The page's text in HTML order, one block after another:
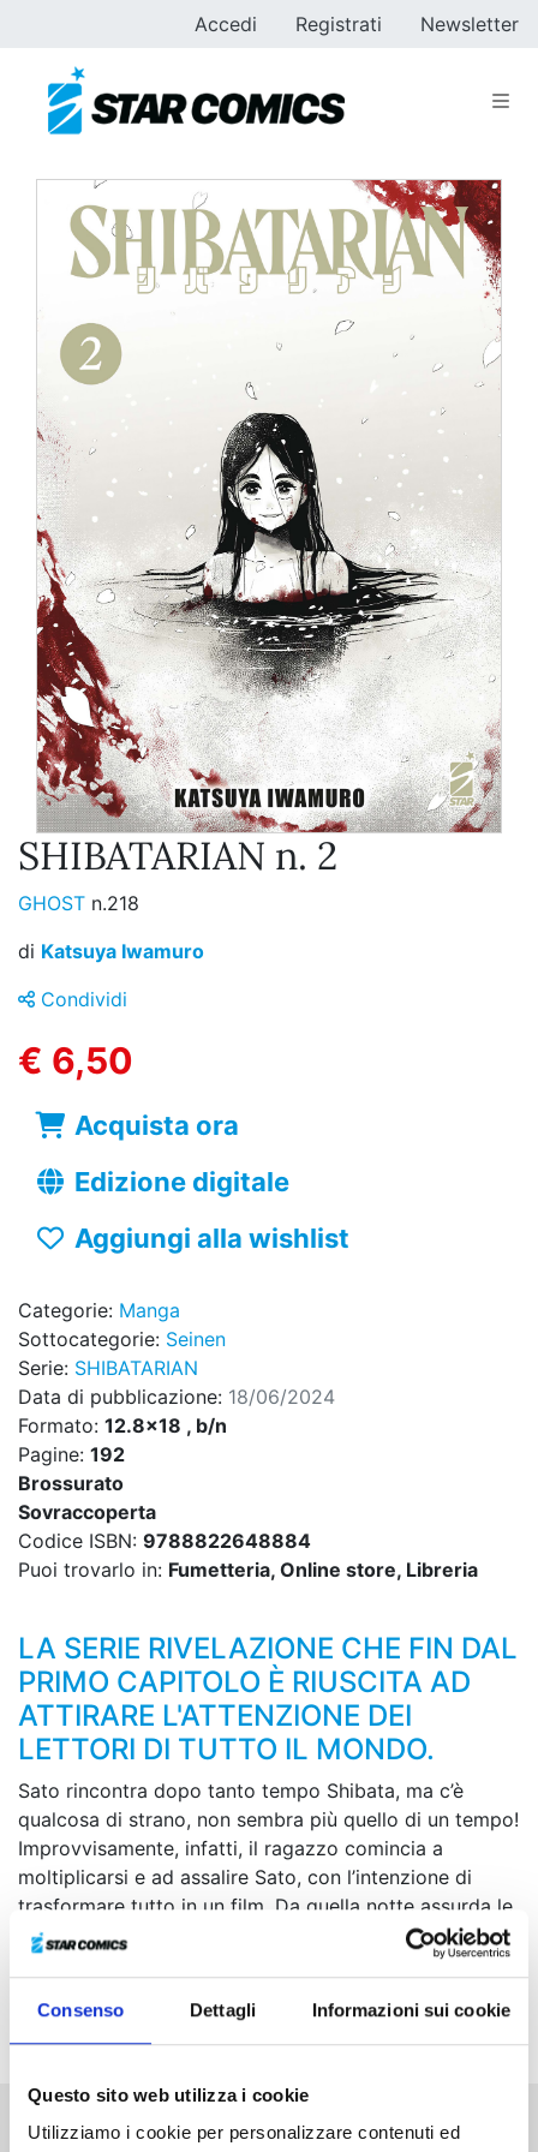
Consenso Dettagli Informazioni sui cookie
Questo sito web utilizza i cookie
Utilizziamo i cookie per personalizzare contenuti ed
Accedi Registrati Newsletter
SHIBATARIAN n. 2
GHOST n.218
di Katsuya Iwamuro
Condividi
€ 6,50
Acquista ora
Edizione digitale
Aggiungi alla wishlist
Categorie: Manga
Sottocategorie: Seinen
Serie: SHIBATARIAN
Data di pubblicazione: 18/06/2024
Formato: 12.8x18 , b/n
Pagine: 192
Brossurato
Sovraccoperta
Codice ISBN: 9788822648884
Puoi trovarlo in: Fumetteria, Online store, Libreria
LA SERIE RIVELAZIONE CHE FIN DAL
PRIMO CAPITOLO È RIUSCITA AD
ATTIRARE L'ATTENZIONE DEI
LETTORI DI TUTTO IL MONDO.
Sato rincontra dopo tanto tempo Shibata, ma c’è
qualcosa di strano, non sembra più quello di un tempo!
Improvvisamente, infatti, il ragazzo comincia a
moltiplicarsi e ad assalire Sato, con l’intenzione di
trasformare tutto in un film. Da quella notte assurda le
cose non saranno più le stesse e Sato, insieme alla sua
vecchia compagna di classe Watari, dovrà cercare
Shibata, però, può cambiare forma a suo piacimento...